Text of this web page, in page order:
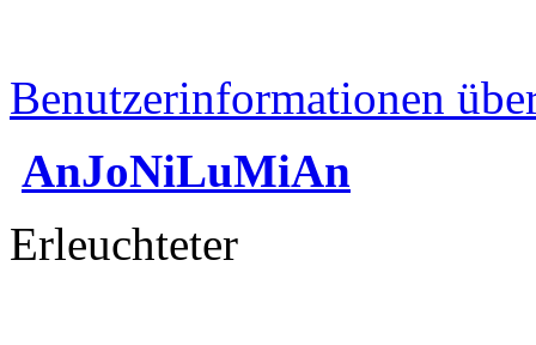
Benutzerinformationen
AnJoNiLuMiAn
Erleuchteter